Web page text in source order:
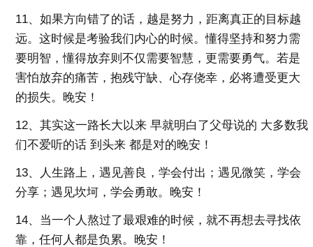
11、如果方向错了的话，越是努力，距离真正的目标越
远。这时候是考验我们内心的时候。懂得坚持和努力需
要明智，懂得放弃则不仅需要智慧，更需要勇气。若是
害怕放弃的痛苦，抱残守缺、心存侥幸，必将遭受更大
的损失。晚安！
12、其实这一路长大以来 早就明白了父母说的 大多数我
们不爱听的话 到头来 都是对的晚安！
13、人生路上，遇见善良，学会付出；遇见微笑，学会
分享；遇见坎坷，学会勇敢。晚安！
14、当一个人熬过了最艰难的时候，就不再想去寻找依
靠，任何人都是负累。晚安！